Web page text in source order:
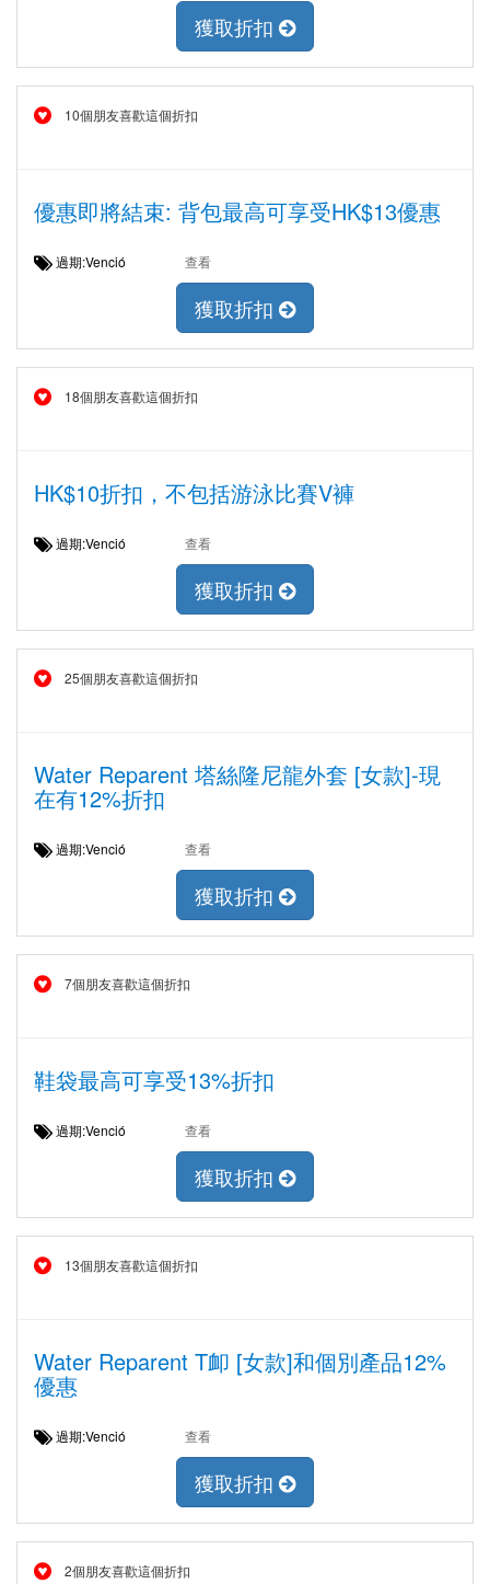
獲取折扣
10個朋友喜歡這個折扣
優惠即將結束: 背包最高可享受HK$13優惠
過期:Venció 查看
獲取折扣
18個朋友喜歡這個折扣
HK$10折扣，不包括游泳比賽V褲
過期:Venció 查看
獲取折扣
25個朋友喜歡這個折扣
Water Reparent 塔絲隆尼龍外套 [女款]-現
在有12%折扣
過期:Venció 查看
獲取折扣
7個朋友喜歡這個折扣
鞋袋最高可享受13%折扣
過期:Venció 查看
獲取折扣
13個朋友喜歡這個折扣
Water Reparent T卹 [女款]和個別產品12%
優惠
過期:Venció 查看
獲取折扣
2個朋友喜歡這個折扣